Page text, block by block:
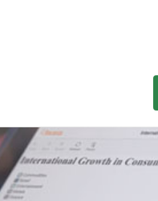
Piani e prezzi